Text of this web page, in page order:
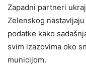
Zapadni partneri
Zelenskog
podatke kako
svim izazovima oko
municijom.